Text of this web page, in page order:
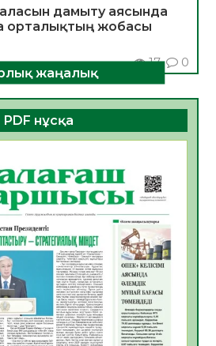
дамыту аясында
орталықтың жобасы
17 0
өтті
18 0
72,3%-ы жаңа
беруге дайын
19
ҚОҒАМ ДАМУЫНА
26
– БІРЛІК ПЕН
БАСТАЙТЫН ҚАДАМ
24
жаңалық
PDF нұсқа